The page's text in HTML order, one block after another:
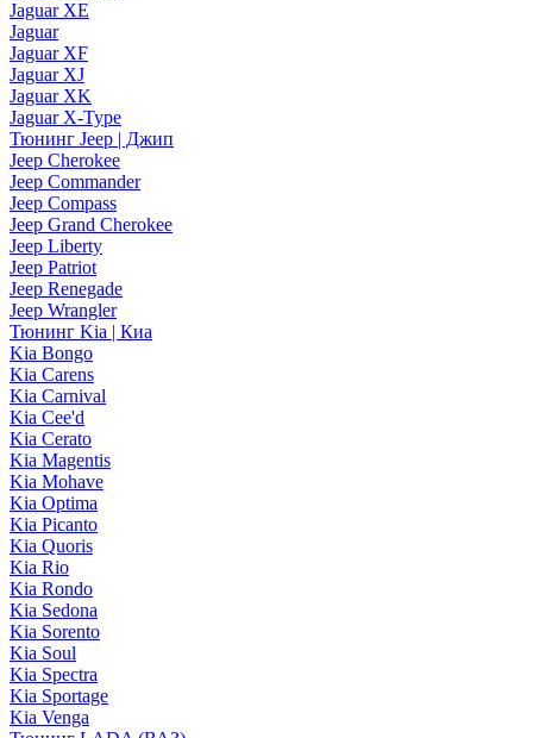
Jaguar XE
Jaguar
Jaguar XF
Jaguar XJ
Jaguar XK
Jaguar X-Type
Тюнинг Jeep | Джип
Jeep Cherokee
Jeep Commander
Jeep Compass
Jeep Grand Cherokee
Jeep Liberty
Jeep Patriot
Jeep Renegade
Jeep Wrangler
Тюнинг Kia | Киа
Kia Bongo
Kia Carens
Kia Carnival
Kia Cee'd
Kia Cerato
Kia Magentis
Kia Mohave
Kia Optima
Kia Picanto
Kia Quoris
Kia Rio
Kia Rondo
Kia Sedona
Kia Sorento
Kia Soul
Kia Spectra
Kia Sportage
Kia Venga